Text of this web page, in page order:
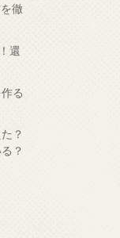
徹
還
る
？
？